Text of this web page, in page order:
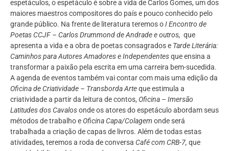
espetáculos, o espetáculo é sobre a vida de Carlos Gomes, um dos
maiores maestros compositores do país e pouco conhecido pelo
grande público. Na frente de literatura teremos oI Encontro de
Poetas CCJF – Carlos Drummond de Andrade e outros, que
apresenta a vida e a obra de poetas consagrados e Tarde Literária:
Caminhos para Autores Amadores e Independentesque ensina a
transformar a paixão pela escrita em uma carreira bem-sucedida.
A agenda de eventos também vai contar com mais uma edição da
Oficina de Criatividade – Transborda Arteque estimula a
criatividade a partir da leitura de contos, Oficina – Imersão
Latitudes dos Cavalosonde os atores do espetáculo abordam seus
métodos de trabalho e OficinaCapa/Colagem onde será
trabalhada a criação de capas de livros. Além de todas estas
atividades, teremos a roda de conversa Café com CRB-7, que